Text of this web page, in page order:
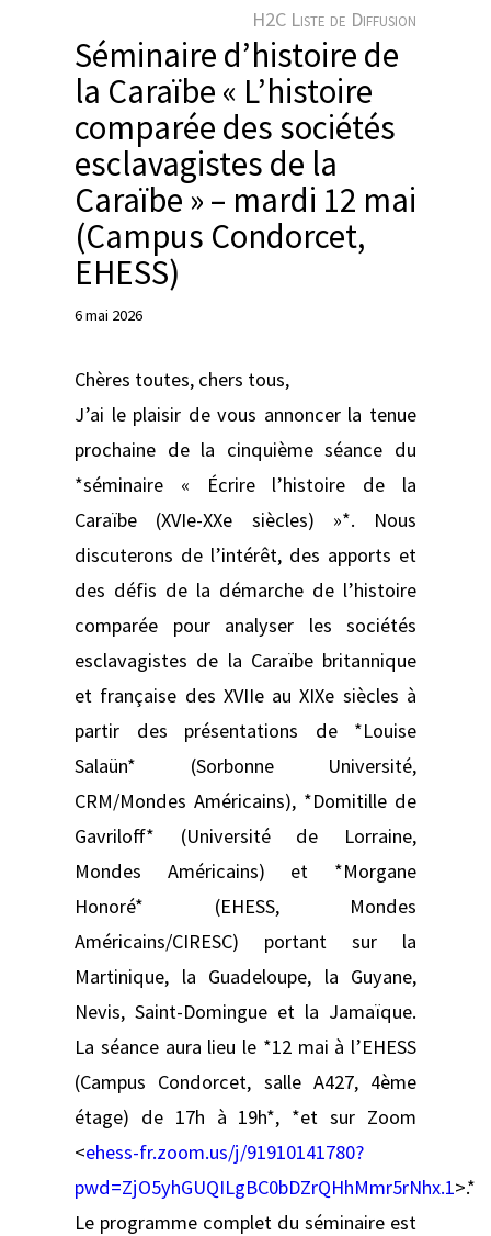
r
H2C Liste de Diffusion
Séminaire d’histoire de
la Caraïbe « L’histoire
comparée des sociétés
esclavagistes de la
Caraïbe » – mardi 12 mai
(Campus Condorcet,
EHESS)
6 mai 2026
Chères toutes, chers tous,
J’ai le plaisir de vous annoncer la tenue
prochaine de la cinquième séance du
*séminaire « Écrire l’histoire de la
Caraïbe (XVIe-XXe siècles) »*. Nous
discuterons de l’intérêt, des apports et
des défis de la démarche de l’histoire
comparée pour analyser les sociétés
esclavagistes de la Caraïbe britannique
et française des XVIIe au XIXe siècles à
partir des présentations de *Louise
Salaün* (Sorbonne Université,
CRM/Mondes Américains), *Domitille de
Gavriloff* (Université de Lorraine,
Mondes Américains) et *Morgane
Honoré* (EHESS, Mondes
Américains/CIRESC) portant sur la
Martinique, la Guadeloupe, la Guyane,
Nevis, Saint-Domingue et la Jamaïque.
La séance aura lieu le *12 mai à l’EHESS
(Campus Condorcet, salle A427, 4ème
étage) de 17h à 19h*, *et sur Zoom
<ehess-fr.zoom.us/j/91910141780?
pwd=ZjO5yhGUQILgBC0bDZrQHhMmr5rNhx.1>.*
Le programme complet du séminaire est